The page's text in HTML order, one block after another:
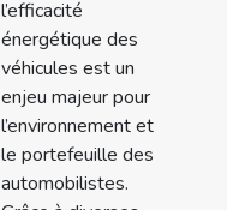
l’efficacité
énergétique des
véhicules est un
enjeu majeur pour
l’environnement et
le portefeuille des
automobilistes.